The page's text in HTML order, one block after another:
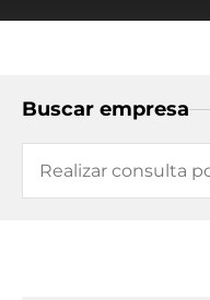
Buscar empresa